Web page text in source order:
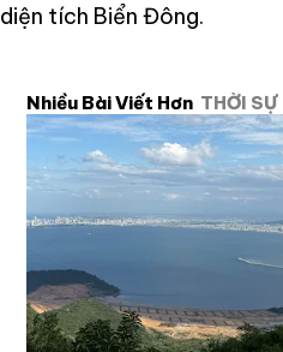
diện tích Biển Đông.
Nhiều Bài Viết Hơn THỜI SỰ